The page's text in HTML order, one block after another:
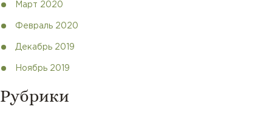
Март 2020
Февраль 2020
Декабрь 2019
Ноябрь 2019
Рубрики